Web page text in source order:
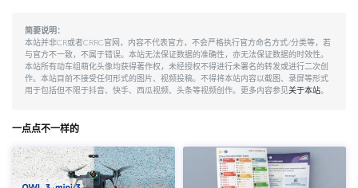
简要说明：
本站并非CR或者CRRC官网，内容不代表官方，不会严格执行官方命名方式/分类等，若
与官方不一致，不属于错误。本站无法保证数据的准确性，亦无法保证数据的时效性。
本站所有动车组萌化头像均获得著作权，未经授权不得进行未署名的转发或进行二次创
作。本站目前不接受任何形式的图片、视频投稿。不得将本站内容以截图、录屏等形式
用于包括但不限于抖音、快手、西瓜视频、头条等视频创作。更多内容参见关于本站。
一点点不一样的